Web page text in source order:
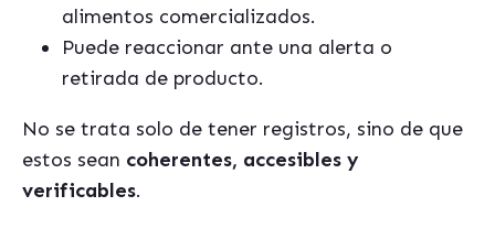
alimentos comercializados.
Puede reaccionar ante una alerta o
retirada de producto.
No se trata solo de tener registros, sino de que
estos sean coherentes, accesibles y
verificables.